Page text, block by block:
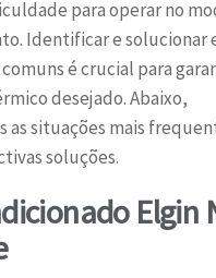
para operar no
Identificar e solucionar
é crucial para
desejado. Abaixo,
as situações mais
soluções.
Elgin